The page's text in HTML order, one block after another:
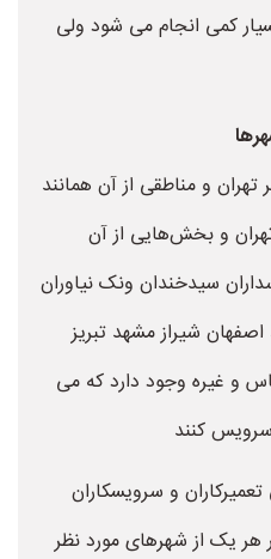
کمی انجام می شود ولی
تهران و مناطقی از آن همانند
و بخش‌هایی از آن
سیدخندان ونک نیاوران
شیراز مشهد تبریز
و غیره وجود دارد که می
سرویس کنند
و سرویسکاران
هر یک از شهرهای مورد نظر